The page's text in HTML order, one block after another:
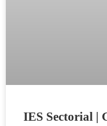
IES Sectorial |